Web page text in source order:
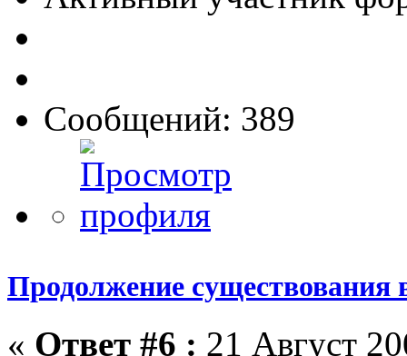
Сообщений: 389
Продолжение существования
« Ответ #6 : 21 Август